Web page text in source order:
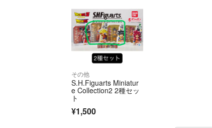
その他
S.H.Figuarts Miniatur
e Collection2 2種セッ
ト
¥1,500